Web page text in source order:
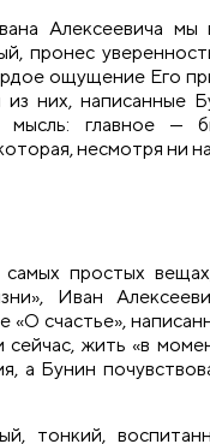
Алексеевича мы
пронес
ощущение Его
них, написанные
главное —
несмотря ни
простых
Иван
«О счастье»,
жить «в
а Бунин
тонкий,